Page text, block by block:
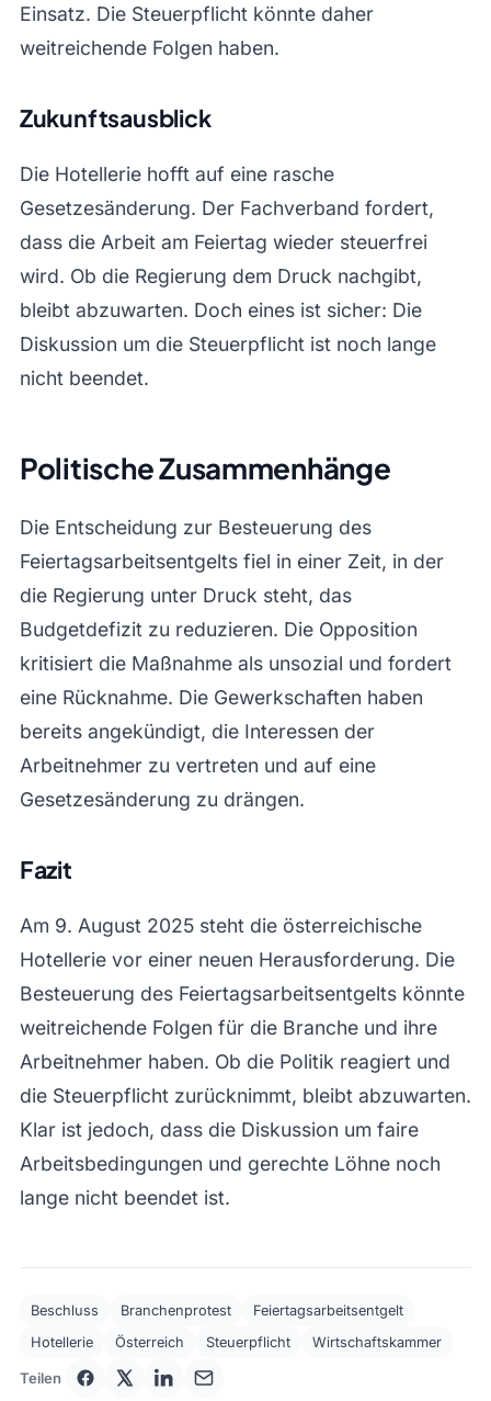
Einsatz. Die Steuerpflicht könnte daher
weitreichende Folgen haben.
Zukunftsausblick
Die Hotellerie hofft auf eine rasche
Gesetzesänderung. Der Fachverband fordert,
dass die Arbeit am Feiertag wieder steuerfrei
wird. Ob die Regierung dem Druck nachgibt,
bleibt abzuwarten. Doch eines ist sicher: Die
Diskussion um die Steuerpflicht ist noch lange
nicht beendet.
Politische Zusammenhänge
Die Entscheidung zur Besteuerung des
Feiertagsarbeitsentgelts fiel in einer Zeit, in der
die Regierung unter Druck steht, das
Budgetdefizit zu reduzieren. Die Opposition
kritisiert die Maßnahme als unsozial und fordert
eine Rücknahme. Die Gewerkschaften haben
bereits angekündigt, die Interessen der
Arbeitnehmer zu vertreten und auf eine
Gesetzesänderung zu drängen.
Fazit
Am 9. August 2025 steht die österreichische
Hotellerie vor einer neuen Herausforderung. Die
Besteuerung des Feiertagsarbeitsentgelts könnte
weitreichende Folgen für die Branche und ihre
Arbeitnehmer haben. Ob die Politik reagiert und
die Steuerpflicht zurücknimmt, bleibt abzuwarten.
Klar ist jedoch, dass die Diskussion um faire
Arbeitsbedingungen und gerechte Löhne noch
lange nicht beendet ist.
Beschluss Branchenprotest
Feiertagsarbeitsentgelt
Hotellerie
Österreich Steuerpflicht Wirtschaftskammer
Teilen